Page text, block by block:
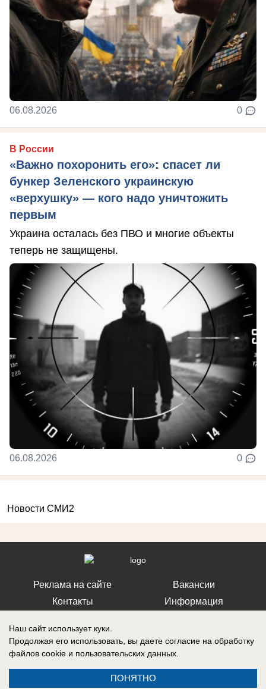
06.08.2026 0
В России
«Важно похоронить его»: спасет ли
бункер Зеленского украинскую
«верхушку» — кого надо уничтожить
первым
Украина осталась без ПВО и многие объекты
теперь не защищены.
06.08.2026 0
Новости СМИ2
Реклама на сайте
Контакты
Вакансии
Информация
службой по надзору в сфере связи, информационных технологий и
массовых коммуникаций (Роскомнадзор) 12 июля 2019 г.
Наш сайт использует куки.
Продолжая его использовать, вы даете согласие на обработку
файлов cookie и пользовательских данных.
ПОНЯТНО